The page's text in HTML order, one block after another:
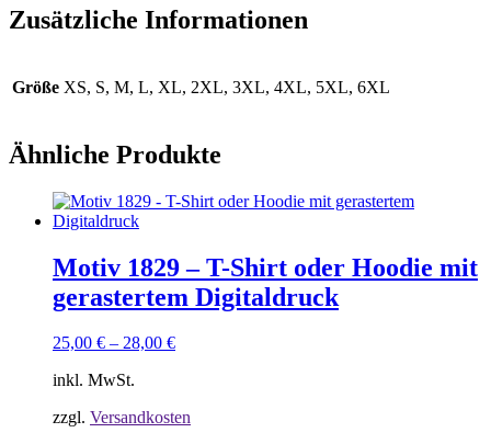
Zusätzliche Informationen
Größe XS, S, M, L, XL, 2XL, 3XL, 4XL, 5XL, 6XL
Ähnliche Produkte
Motiv 1829 – T-Shirt oder Hoodie mit
gerastertem Digitaldruck
25,00 € – 28,00 €
inkl. MwSt.
zzgl. Versandkosten